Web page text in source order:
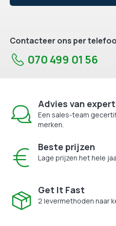
Contacteer ons per
070 499 01 56
Advies van
Een sales-team
merken.
Beste prijzen
Lage prijzen het hele
Get It Fast
2 levermethoden naar